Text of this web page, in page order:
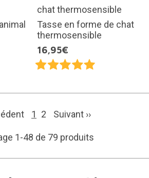
Tasse en forme de chat
thermosensible
16,95€
1 2 Suivant ››
1-48 de 79 produits